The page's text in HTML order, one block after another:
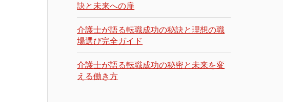
訣と未来への扉
介護士が語る転職成功の秘訣と理想の職
場選び完全ガイド
介護士が語る転職成功の秘密と未来を変
える働き方